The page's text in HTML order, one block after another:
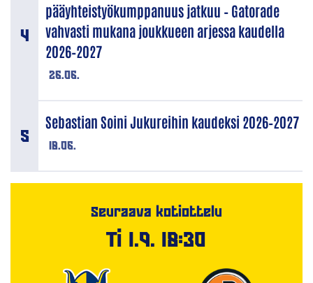
26.06.
pääyhteistyökumppanuus jatkuu – Gatorade
vahvasti mukana joukkueen arjessa kaudella
2026–2027
18.06.
Sebastian Soini Jukureihin kaudeksi 2026–2027
Seuraava kotiottelu
Ti 1.9. 18:30